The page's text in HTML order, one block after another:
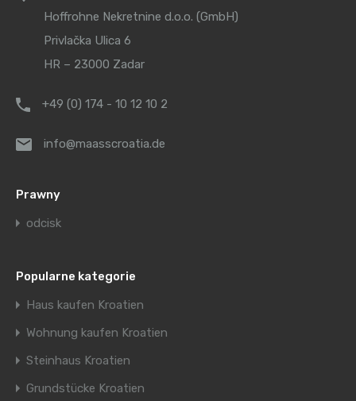
Hoffrohne Nekretnine d.o.o. (GmbH)
Privlačka Ulica 6
HR – 23000 Zadar
+49 (0) 174 - 10 12 10 2
info@maasscroatia.de
Prawny
odcisk
Popularne kategorie
Haus kaufen Kroatien
Wohnung kaufen Kroatien
Steinhaus Kroatien
Grundstücke Kroatien